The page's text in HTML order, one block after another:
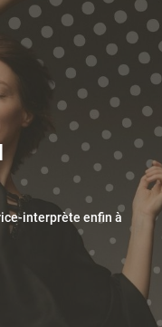
interprète enfin à